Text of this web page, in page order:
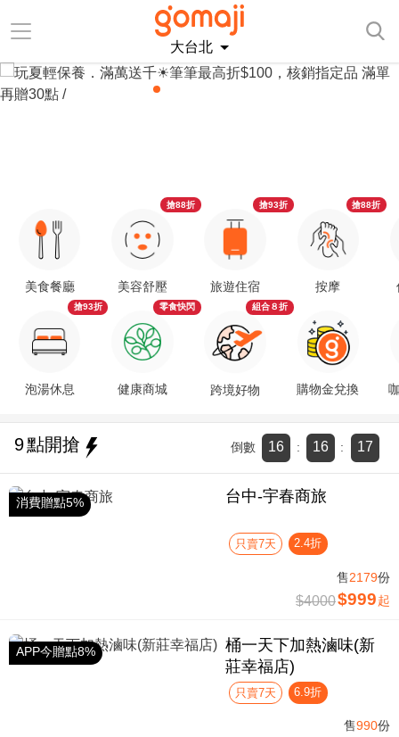
大台北
美食餐廳
泡湯休息
搶93折
美容舒壓
搶88折
健康商城
零食快閃
旅遊住宿
搶93折
跨境好物
組合８折
按摩
搶88折
購物金兌換
9點開搶 倒數 16 : 16 : 16
消費贈點5% 台中-宇春商旅
只賣7天 2.4折
售2179份
$4000$999 起
APP今贈點8%
桶一天下加熱滷味(新
莊幸福店)
只賣7天 6.9折
售990份